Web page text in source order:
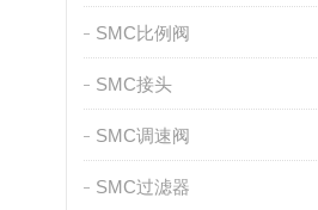
SMC比例阀
SMC接头
SMC调速阀
SMC过滤器